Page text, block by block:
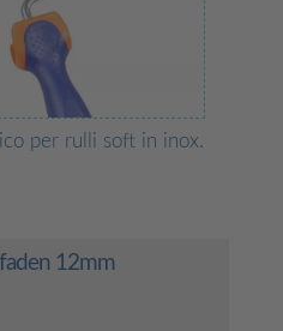
per rulli soft in inox.
12mm